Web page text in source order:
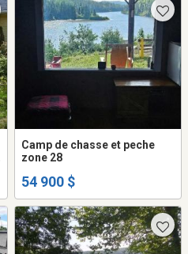
Camp de chasse et peche
zone 28
54 900 $